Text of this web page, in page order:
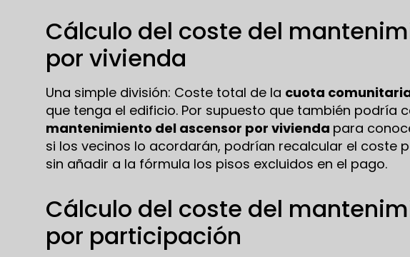
Cálculo del coste del
por vivienda
Una simple división: Coste total de la cuota
que tenga el edificio. Por supuesto que también podría
mantenimiento del ascensor por vivienda para
si los vecinos lo acordarán, podrían recalcular el coste
sin añadir a la fórmula los pisos excluidos en el pago.
Cálculo del coste del
por participación